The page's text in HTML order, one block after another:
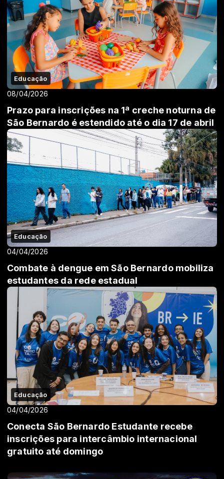
Educação
08/04/2026
Prazo para inscrições na 1ª creche noturna de
São Bernardo é estendido até o dia 17 de abril
Educação
04/04/2026
Combate à dengue em São Bernardo mobiliza
estudantes da rede estadual
Educação
04/04/2026
Conecta São Bernardo Estudante recebe
inscrições para intercâmbio internacional
gratuito até domingo